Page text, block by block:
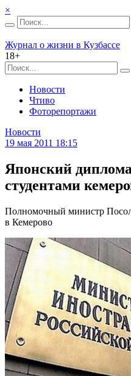
×
Журнал о жизни в Кузбассе
18+
Новости
Чтиво
Фоторепортажи
Новости
19 мая 2011 18:15
Японский
студентами
Полномочный министр
в Кемерово